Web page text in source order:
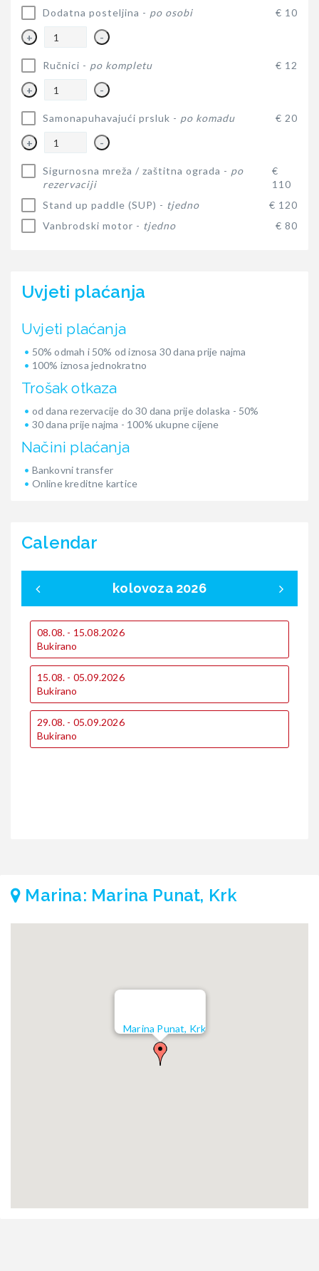
Dodatna posteljina - po osobi € 10
+ -
Ručnici - po kompletu € 12
+ -
Samonapuhavajući prsluk - po komadu € 20
+ -
Sigurnosna mreža / zaštitna ograda - po
rezervaciji
€
110
Stand up paddle (SUP) - tjedno
€ 120
Vanbrodski motor - tjedno € 80
Uvjeti plaćanja
Uvjeti plaćanja
50% odmah i 50% od iznosa 30 dana prije najma
100% iznosa jednokratno
Trošak otkaza
od dana rezervacije do 30 dana prije dolaska - 50%
30 dana prije najma - 100% ukupne cijene
Načini plaćanja
Bankovni transfer
Online kreditne kartice
Calendar
kolovoza 2026
08.08. - 15.08.2026
Bukirano
15.08. - 05.09.2026
Bukirano
29.08. - 05.09.2026
Bukirano
Marina: Marina Punat, Krk
Marina Punat, Krk